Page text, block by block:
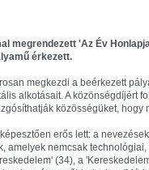
megrendezett 'Az Év
érkezett.
megkezdi a beérkezett
alkotásait. A közönségdíjért
közösségüket, hogy
erős lett: a
amelyek nemcsak
(34), a